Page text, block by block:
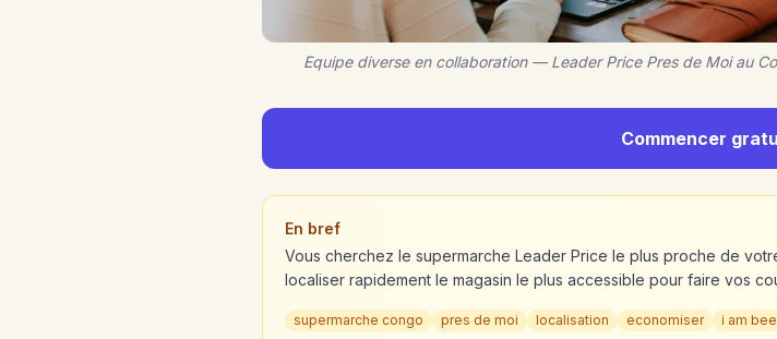
Equipe diverse en collaboration — Leader Price Pres de Moi au
Commencer
En bref
Vous cherchez le supermarche Leader Price le plus proche de
localiser rapidement le magasin le plus accessible pour faire vos
supermarche congo pres de moi localisation economiser i am